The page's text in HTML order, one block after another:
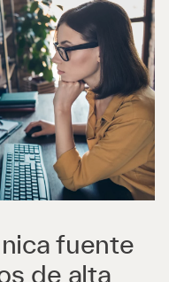
fuente
de alta